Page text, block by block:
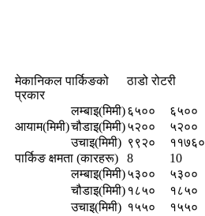
मेकानिकल पार्किङको
प्रकार
ठाडो रोटरी
आयाम(मिमी)
लम्बाइ(मिमी)६५०० ६५००
चौडाइ(मिमी)५२०० ५२००
उचाइ(मिमी) ९९२० ११७६०
पार्किङ क्षमता (कारहरू)
8 10
लम्बाइ(मिमी)५३०० ५३००
चौडाइ(मिमी)१८५० १८५०
उचाइ(मिमी) १५५० १५५०